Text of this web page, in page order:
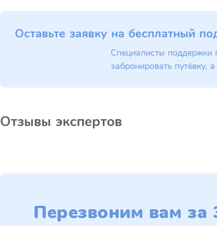
Оставьте заявку на бесплатный
Специалисты поддержки
забронировать путёвку,
Отзывы экспертов
Перезвоним вам за